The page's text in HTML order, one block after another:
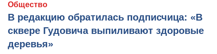
Общество
В редакцию обратилась подписчица: «В
сквере Гудовича выпиливают здоровые
деревья»